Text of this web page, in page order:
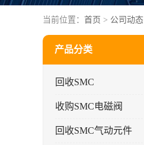
当前位置： 首页 > 公司动态
产品分类
回收SMC
收购SMC电磁阀
回收SMC气动元件